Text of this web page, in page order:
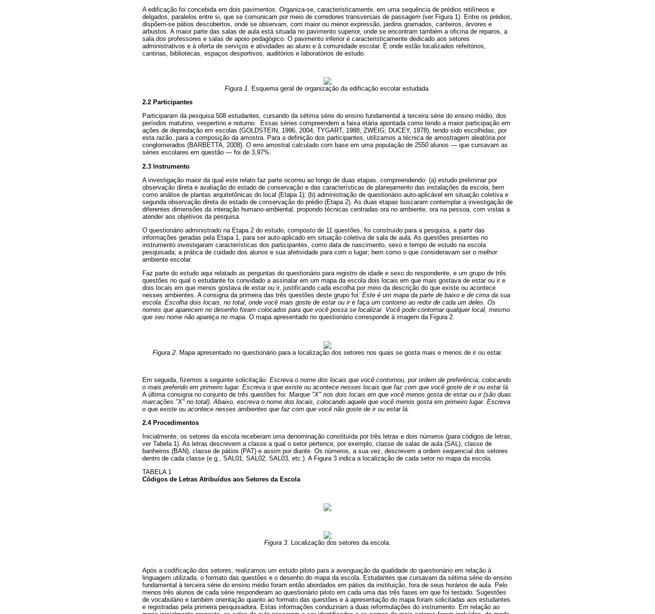
A edificação foi concebida em dois pavimentos. Organiza-se, caracteristicamente, em uma sequência de prédios retilíneos e
delgados, paralelos entre si, que se comunicam por meio de corredores transversais de passagem (ver Figura 1). Entre os prédios,
dispõem-se pátios descobertos, onde se observam, com maior ou menor expressão, jardins gramados, canteiros, árvores e
arbustos. A maior parte das salas de aula está situada no pavimento superior, onde se encontram também a oficina de reparos, a
sala dos professores e salas de apoio pedagógico. O pavimento inferior é caracteristicamente dedicado aos setores
administrativos e à oferta de serviços e atividades ao aluno e à comunidade escolar. É onde estão localizados refeitórios,
cantinas, bibliotecas, espaços desportivos, auditórios e laboratórios de estudo.
Figura 1. Esquema geral de organização da edificação escolar estudada.
2.2 Participantes
Participaram da pesquisa 508 estudantes, cursando da sétima série do ensino fundamental à terceira série do ensino médio, dos
períodos matutino, vespertino e noturno. Essas séries compreendem a faixa etária apontada como tendo a maior participação em
ações de depredação em escolas (GOLDSTEIN, 1996, 2004; TYGART, 1988; ZWEIG; DUCEY, 1978), tendo sido escolhidas, por
esta razão, para a composição da amostra. Para a definição dos participantes, utilizamos a técnica de amostragem aleatória por
conglomerados (BARBETTA, 2008). O erro amostral calculado com base em uma população de 2550 alunos ― que cursavam as
séries escolares em questão ― foi de 3,97%.
2.3 Instrumento
A investigação maior da qual este relato faz parte ocorreu ao longo de duas etapas, compreendendo: (a) estudo preliminar por
observação direta e avaliação do estado de conservação e das características de planejamento das instalações da escola, bem
como análise de plantas arquitetônicas do local (Etapa 1); (b) administração de questionário auto-aplicável em situação coletiva e
segunda observação direta do estado de conservação do prédio (Etapa 2). As duas etapas buscaram contemplar a investigação de
diferentes dimensões da interação humano-ambiental, propondo técnicas centradas ora no ambiente, ora na pessoa, com vistas a
atender aos objetivos da pesquisa.
O questionário administrado na Etapa 2 do estudo, composto de 11 questões, foi construído para a pesquisa, a partir das
informações geradas pela Etapa 1, para ser auto-aplicado em situação coletiva de sala de aula. As questões presentes no
instrumento investigaram características dos participantes, como data de nascimento, sexo e tempo de estudo na escola
pesquisada; a prática de cuidado dos alunos e sua afetividade para com o lugar; bem como o que consideravam ser o melhor
ambiente escolar.
Faz parte do estudo aqui relatado as perguntas do questionário para registro de idade e sexo do respondente, e um grupo de três
questões no qual o estudante foi convidado a assinalar em um mapa da escola dois locais em que mais gostava de estar ou ir e
dois locais em que menos gostava de estar ou ir, justificando cada escolha por meio da descrição do que existe ou acontece
nesses ambientes. A consigna da primeira das três questões deste grupo foi: Este é um mapa da parte de baixo e de cima da sua
escola. Escolha dois locais, no total, onde você mais goste de estar ou ir e faça um contorno ao redor de cada um deles. Os
nomes que aparecem no desenho foram colocados para que você possa se localizar. Você pode contornar qualquer local, mesmo
que seu nome não apareça no mapa. O mapa apresentado no questionário corresponde à imagem da Figura 2.
Figura 2 . Mapa apresentado no questionário para a localização dos setores nos quais se gosta mais e menos de ir ou estar.
Em seguida, fizemos a seguinte solicitação: Escreva o nome dos locais que você contornou, por ordem de preferência, colocando
o mais preferido em primeiro lugar. Escreva o que existe ou acontece nesses locais que faz com que você goste de ir ou estar lá.
A última consigna no conjunto de três questões foi: Marque "X" nos dois locais em que você menos gosta de estar ou ir (são duas
marcações "X" no total). Abaixo, escreva o nome dos locais, colocando aquele que você menos gosta em primeiro lugar. Escreva
o que existe ou acontece nesses ambientes que faz com que você não goste de ir ou estar lá.
2.4 Procedimentos
Inicialmente, os setores da escola receberam uma denominação constituída por três letras e dois números (para códigos de letras,
ver Tabela 1). As letras descrevem a classe a qual o setor pertence, por exemplo, classe de salas de aula (SAL), classe de
banheiros (BAN), classe de pátios (PAT) e assim por diante. Os números, a sua vez, descrevem a ordem sequencial dos setores
dentro de cada classe (e.g., SAL01, SAL02, SAL03, etc.). A Figura 3 indica a localização de cada setor no mapa da escola.
TABELA 1
Códigos de Letras Atribuídos aos Setores da Escola
Figura 3. Localização dos setores da escola.
Após a codificação dos setores, realizamos um estudo piloto para a averiguação da qualidade do questionário em relação à
linguagem utilizada, o formato das questões e o desenho do mapa da escola. Estudantes que cursavam da sétima série do ensino
fundamental à terceira série do ensino médio foram então abordados em pátios da instituição, fora de seus horários de aula. Pelo
menos três alunos de cada série responderam ao questionário piloto em cada uma das três fases em que foi testado. Sugestões
de vocabulário e também orientação quanto ao formato das questões e à apresentação do mapa foram solicitadas aos estudantes
e registradas pela primeira pesquisadora. Estas informações conduziram a duas reformulações do instrumento. Em relação ao